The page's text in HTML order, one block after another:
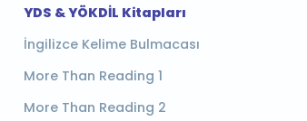
YDS & YÖKDİL Kitapları
İngilizce Kelime Bulmacası
More Than Reading 1
More Than Reading 2